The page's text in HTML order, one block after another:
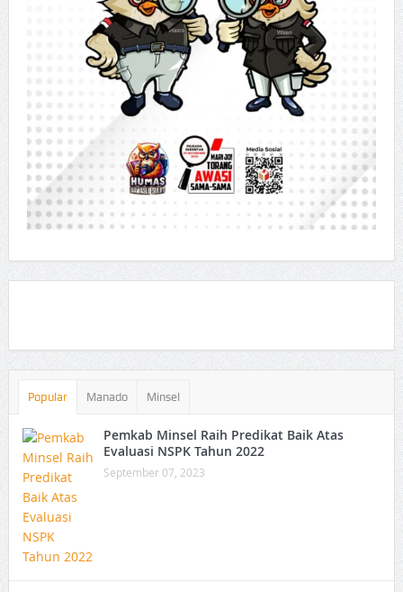
Popular Manado Minsel
Pemkab Minsel Raih Predikat Baik Atas
Evaluasi NSPK Tahun 2022
September 07, 2023